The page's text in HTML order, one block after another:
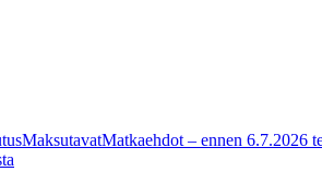
MaksutavatMatkaehdot – ennen 6.7.2026